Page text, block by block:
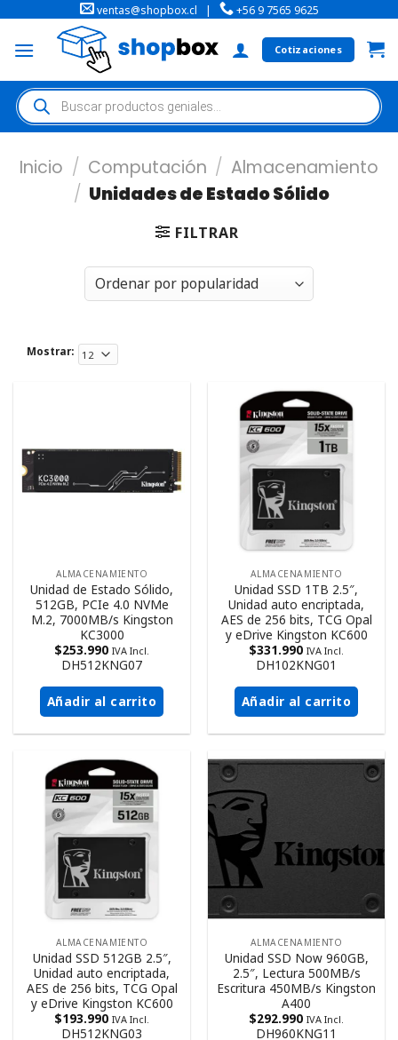
ventas@shopbox.cl | +56 9 7565 9625
Cotizaciones
Inicio / Computación / Almacenamiento
/ Unidades de Estado Sólido
FILTRAR
Mostrar:
ALMACENAMIENTO
Unidad de Estado Sólido,
512GB, PCIe 4.0 NVMe
M.2, 7000MB/s Kingston
KC3000
$253.990 IVA Incl.
DH512KNG07
Añadir al carrito
ALMACENAMIENTO
Unidad SSD 1TB 2.5″,
Unidad auto encriptada,
AES de 256 bits, TCG Opal
y eDrive Kingston KC600
$331.990 IVA Incl.
DH102KNG01
Añadir al carrito
ALMACENAMIENTO
Unidad SSD 512GB 2.5″,
Unidad auto encriptada,
AES de 256 bits, TCG Opal
y eDrive Kingston KC600
$193.990 IVA Incl.
DH512KNG03
ALMACENAMIENTO
Unidad SSD Now 960GB,
2.5″, Lectura 500MB/s
Escritura 450MB/s Kingston
A400
$292.990 IVA Incl.
DH960KNG11